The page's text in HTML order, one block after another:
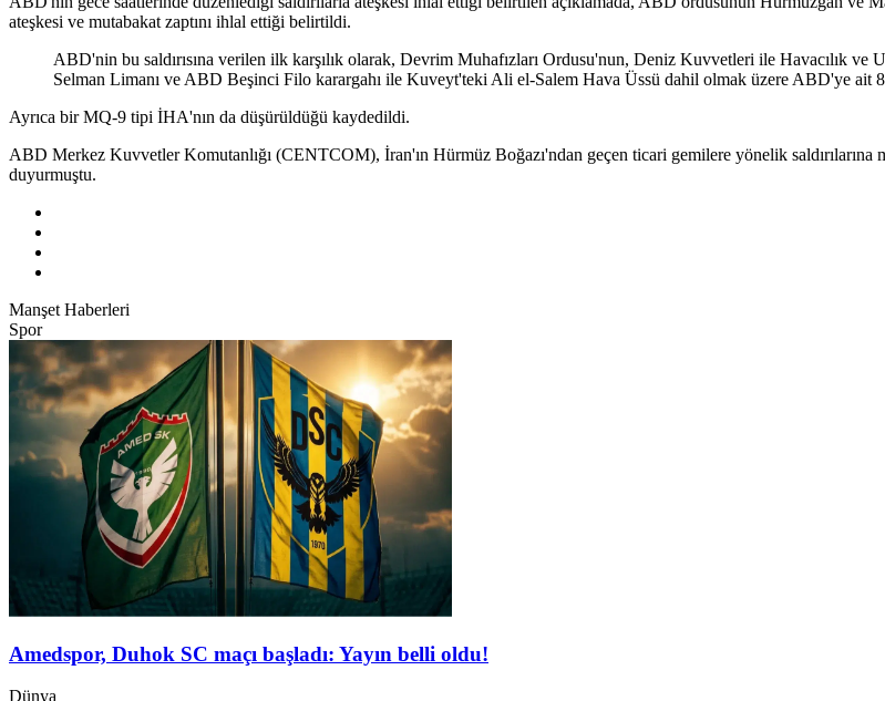
ateşkesi ve mutabakat zaptını ihlal ettiği belirtildi.
ABD'nin bu saldırısına verilen ilk karşılık olarak, Devrim Muhafızları Ordusu'nun, Deniz Kuvvetleri ile Havacılık
Selman Limanı ve ABD Beşinci Filo karargahı ile Kuveyt'teki Ali el-Salem Hava Üssü dahil olmak üzere ABD'ye ait
Ayrıca bir MQ-9 tipi İHA'nın da düşürüldüğü kaydedildi.
ABD Merkez Kuvvetler Komutanlığı (CENTCOM), İran'ın Hürmüz Boğazı'ndan geçen ticari gemilere yönelik
duyurmuştu.
Manşet Haberleri
Spor
Amedspor, Duhok SC maçı başladı: Yayın belli oldu!
Dünya